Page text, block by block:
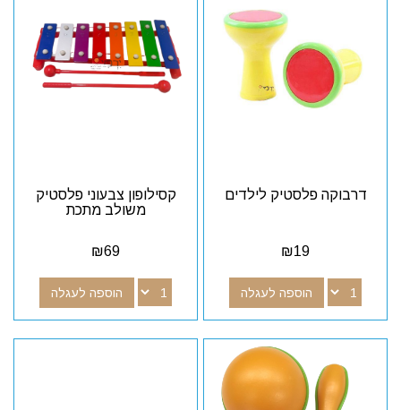
דרבוקה פלסטיק לילדים
₪19
הוספה לעגלה
קסילופון צבעוני פלסטיק
משולב מתכת
₪69
הוספה לעגלה